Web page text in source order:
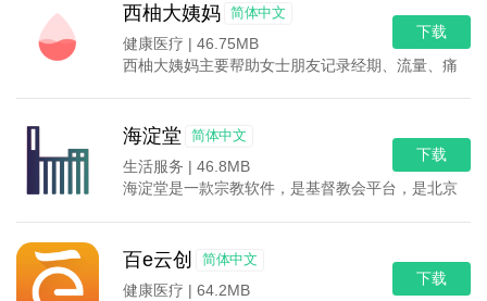
西柚大姨妈 简体中文
健康医疗 | 46.75MB
西柚大姨妈主要帮助女士朋友记录经期、流量、痛经
下载
海淀堂 简体中文
生活服务 | 46.8MB
海淀堂是一款宗教软件，是基督教会平台，是北京的
下载
百e云创 简体中文
健康医疗 | 64.2MB
下载